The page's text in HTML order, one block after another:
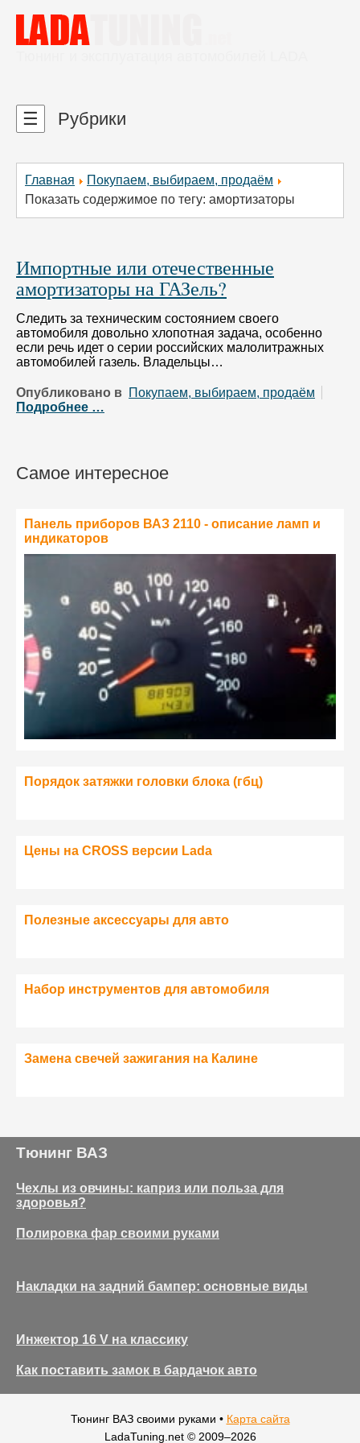
Главная
Покупаем, выбираем, продаём
Показать содержимое по тегу: амортизаторы
Импортные или отечественные
амортизаторы на ГАЗель?
Следить за техническим состоянием своего
автомобиля довольно хлопотная задача, особенно
если речь идет о серии российских малолитражных
автомобилей газель. Владельцы…
Опубликовано в Покупаем, выбираем, продаём
Подробнее …
Самое интересное
Панель приборов ВАЗ 2110 - описание ламп и
индикаторов
Порядок затяжки головки блока (гбц)
Цены на CROSS версии Lada
Полезные аксессуары для авто
Набор инструментов для автомобиля
Замена свечей зажигания на Калине
☰ Рубрики
Тюнинг ВАЗ
Чехлы из овчины: каприз или польза для
здоровья?
Полировка фар своими руками
Накладки на задний бампер: основные виды
Инжектор 16 V на классику
Как поставить замок в бардачок авто
Тюнинг ВАЗ своими руками • Карта сайта
LadaTuning.net © 2009–2026